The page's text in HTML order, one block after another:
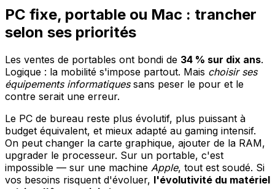
PC fixe, portable ou Mac : trancher
selon ses priorités
Les ventes de portables ont bondi de 34 % sur dix ans.
Logique : la mobilité s'impose partout. Mais choisir ses
équipements informatiquessans peser le pour et le
contre serait une erreur.
Le PC de bureau reste plus évolutif, plus puissant à
budget équivalent, et mieux adapté au gaming intensif.
On peut changer la carte graphique, ajouter de la RAM,
upgrader le processeur. Sur un portable, c'est
impossible — sur une machine Apple, tout est soudé. Si
vos besoins risquent d'évoluer, l'évolutivité du matériel